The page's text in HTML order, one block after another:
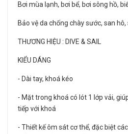
Bơi mùa lạnh, bơi bể, bơi sông hồ,
Bảo vệ da chống chày sước, san hô,
THƯƠNG HIỆU : DIVE & SAIL
KIỂU DÁNG
- Dài tay, khoá kéo
- Mặt trong khoá có lót 1 lớp vải,
tiếp với khoá
- Thiết kế ôm sát cơ thể, đặc biệt